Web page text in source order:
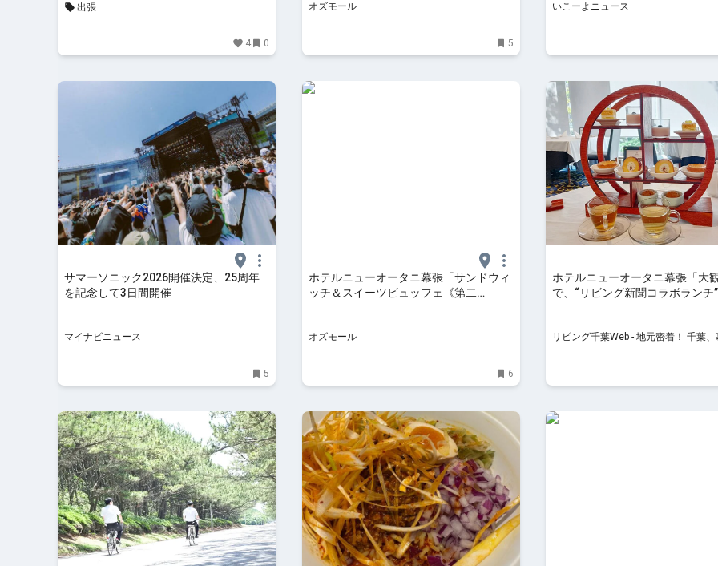
出張
4 0
オズモール
5
いこーよニュース
サマーソニック2026開催決定、25周年
を記念して3日間開催
マイナビニュース
5
ホテルニューオータニ幕張「サンドウィ
ッチ＆スイーツビュッフェ《第二
オズモール
6
ホテルニューオータニ幕張「大
で、“リビング新聞コラボランチ
リビング千葉Web - 地元密着！ 千葉